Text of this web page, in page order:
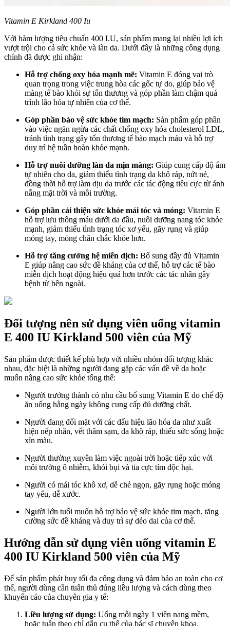
Vitamin E Kirkland 400 Iu
Với hàm lượng tiêu chuẩn 400 I.U, sản phẩm mang lại nhiều lợi ích
vượt trội cho cả sức khỏe và làn da. Dưới đây là những công dụng
chính đã được ghi nhận:
Hỗ trợ chống oxy hóa mạnh mẽ: Vitamin E đóng vai trò
quan trọng trong việc trung hòa các gốc tự do, giúp bảo vệ
màng tế bào khỏi sự tổn thương và góp phần làm chậm quá
trình lão hóa tự nhiên của cơ thể.
Góp phần bảo vệ sức khỏe tim mạch: Sản phẩm góp phần
vào việc ngăn ngừa các chất chống oxy hóa cholesterol LDL,
tránh tình trạng gây tổn thương tế bào mạch máu và hỗ trợ
duy trì hệ tuần hoàn khỏe mạnh.
Hỗ trợ nuôi dưỡng làn da mịn màng: Giúp cung cấp độ ẩm
tự nhiên cho da, giảm thiểu tình trạng da khô ráp, nứt nẻ,
đồng thời hỗ trợ làm dịu da trước các tác động tiêu cực từ ánh
nắng mặt trời và môi trường.
Góp phần cải thiện sức khỏe mái tóc và móng: Vitamin E
hỗ trợ lưu thông máu dưới da đầu, nuôi dưỡng nang tóc khỏe
mạnh, giảm thiểu tình trạng tóc xơ yếu, gãy rụng và giúp
móng tay, móng chân chắc khỏe hơn.
Hỗ trợ tăng cường hệ miễn dịch: Bổ sung đầy đủ Vitamin
E giúp nâng cao sức đề kháng của cơ thể, hỗ trợ các tế bào
miễn dịch hoạt động hiệu quả hơn trước các tác nhân gây
bệnh từ bên ngoài.
Đối tượng nên sử dụng viên uống vitamin
E 400 IU Kirkland 500 viên của Mỹ
Sản phẩm được thiết kế phù hợp với nhiều nhóm đối tượng khác
nhau, đặc biệt là những người đang gặp các vấn đề về da hoặc
muốn nâng cao sức khỏe tổng thể:
Người trưởng thành có nhu cầu bổ sung Vitamin E do chế độ
ăn uống hằng ngày không cung cấp đủ dưỡng chất.
Người đang đối mặt với các dấu hiệu lão hóa da như xuất
hiện nếp nhăn, vết thâm sạm, da khô ráp, thiếu sức sống hoặc
xỉn màu.
Người thường xuyên làm việc ngoài trời hoặc tiếp xúc với
môi trường ô nhiễm, khói bụi và tia cực tím độc hại.
Người có mái tóc khô xơ, dễ chẻ ngọn, gãy rụng hoặc móng
tay yếu, dễ xước.
Người lớn tuổi muốn hỗ trợ bảo vệ sức khỏe tim mạch, tăng
cường sức đề kháng và duy trì sự dẻo dai của cơ thể.
Hướng dẫn sử dụng viên uống vitamin E
400 IU Kirkland 500 viên của Mỹ
Để sản phẩm phát huy tối đa công dụng và đảm bảo an toàn cho cơ
thể, người dùng cần tuân thủ đúng liều lượng và cách dùng theo
khuyến cáo của chuyên gia y tế:
Liều lượng sử dụng: Uống mỗi ngày 1 viên nang mềm,
hoặc tuân theo chỉ dẫn cụ thể của bác sĩ chuyên khoa.